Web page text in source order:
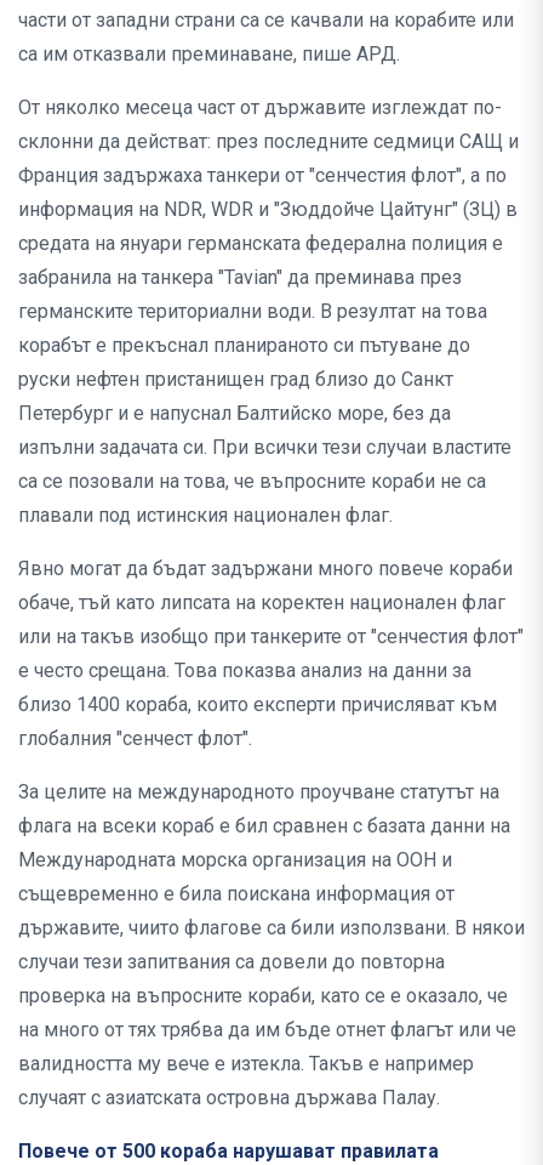
части от западни страни са се качвали на корабите или
са им отказвали преминаване, пише АРД.
От няколко месеца част от държавите изглеждат по-
склонни да действат: през последните седмици САЩ и
Франция задържаха танкери от "сенчестия флот", а по
информация на NDR, WDR и "Зюддойче Цайтунг" (ЗЦ) в
средата на януари германската федерална полиция е
забранила на танкера "Tavian" да преминава през
германските териториални води. В резултат на това
корабът е прекъснал планираното си пътуване до
руски нефтен пристанищен град близо до Санкт
Петербург и е напуснал Балтийско море, без да
изпълни задачата си. При всички тези случаи властите
са се позовали на това, че въпросните кораби не са
плавали под истинския национален флаг.
Явно могат да бъдат задържани много повече кораби
обаче, тъй като липсата на коректен национален флаг
или на такъв изобщо при танкерите от "сенчестия флот"
е често срещана. Това показва анализ на данни за
близо 1400 кораба, които експерти причисляват към
глобалния "сенчест флот".
За целите на международното проучване статутът на
флага на всеки кораб е бил сравнен с базата данни на
Международната морска организация на ООН и
същевременно е била поискана информация от
държавите, чиито флагове са били използвани. В някои
случаи тези запитвания са довели до повторна
проверка на въпросните кораби, като се е оказало, че
на много от тях трябва да им бъде отнет флагът или че
валидността му вече е изтекла. Такъв е например
случаят с азиатската островна държава Палау.
Повече от 500 кораба нарушават правилата